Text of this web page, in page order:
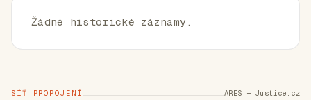
Žádné historické záznamy.
SÍŤ PROPOJENÍ ARES + Justice.cz